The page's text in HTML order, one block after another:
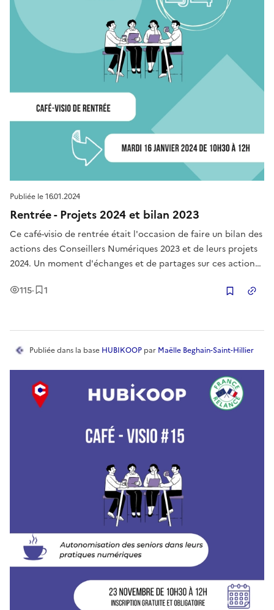
Publiée le16.01.2024
Rentrée - Projets 2024 et bilan 2023
Ce café-visio de rentrée était l'occasion de faire un bilan des
actions des Conseillers Numériques 2023 et de leurs projets
2024. Un moment d'échanges et de partages sur ces actions
115Vues
· 1
Publiéedans la base HUBIKOOP par Maëlle Beghain-Saint-Hillier